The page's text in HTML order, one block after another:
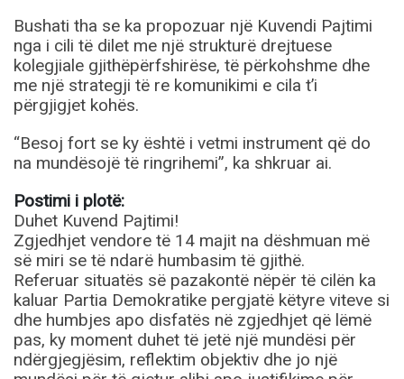
Bushati tha se ka propozuar një Kuvendi Pajtimi
nga i cili të dilet me një strukturë drejtuese
kolegjiale gjithëpërfshirëse, të përkohshme dhe
me një strategji të re komunikimi e cila t’i
përgjigjet kohës.
“Besoj fort se ky është i vetmi instrument që do
na mundësojë të ringrihemi”, ka shkruar ai.
Postimi i plotë:
Duhet Kuvend Pajtimi!
Zgjedhjet vendore të 14 majit na dëshmuan më
së miri se të ndarë humbasim të gjithë.
Referuar situatës së pazakontë nëpër të cilën ka
kaluar Partia Demokratike pergjatë këtyre viteve si
dhe humbjes apo disfatës në zgjedhjet që lëmë
pas, ky moment duhet të jetë një mundësi për
ndërgjegjësim, reflektim objektiv dhe jo një